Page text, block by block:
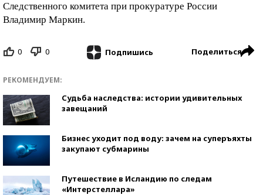
Следственного комитета при прокуратуре России
Владимир Маркин.
0 0 Подпишись Поделиться
РЕКОМЕНДУЕМ:
Судьба наследства: истории удивительных
завещаний
Бизнес уходит под воду: зачем на суперъяхты
закупают субмарины
Путешествие в Исландию по следам
«Интерстеллара»